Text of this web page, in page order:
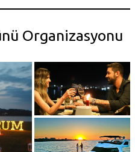
Organizasyonu